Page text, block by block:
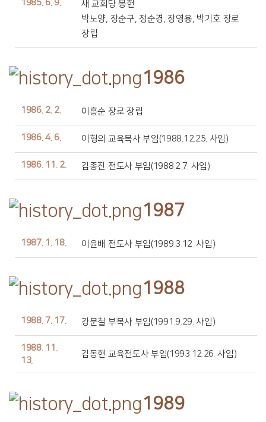
1985. 6. 9.
새 교회당 봉헌
박노양, 장순구, 정순경, 장영용, 박기호 장로
장립
1986
1986. 2. 2. 이흥순 장로 장립
1986. 4. 6. 이형의 교육목사 부임(1988.12.25. 사임)
1986. 11. 2. 김종진 전도사 부임(1988.2.7. 사임)
1987
1987. 1. 18. 이윤배 전도사 부임(1989.3.12. 사임)
1988
1988. 7. 17. 강문철 부목사 부임(1991.9.29. 사임)
1988. 11.
13.
김동현 교육전도사 부임(1993.12.26. 사임)
1989